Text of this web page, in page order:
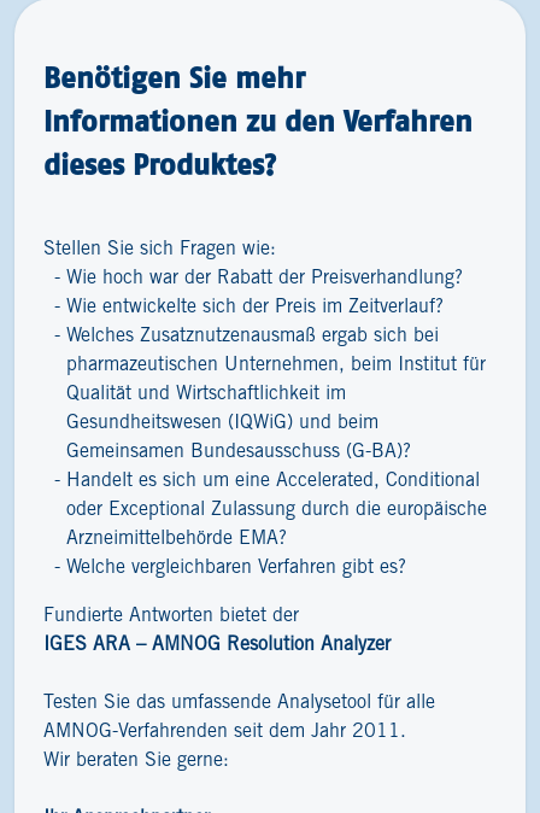
Benötigen Sie mehr
Informationen zu den Verfahren
dieses Produktes?
Stellen Sie sich Fragen wie:
Wie hoch war der Rabatt der Preisverhandlung?
Wie entwickelte sich der Preis im Zeitverlauf?
Welches Zusatznutzenausmaß ergab sich bei
pharmazeutischen Unternehmen, beim Institut für
Qualität und Wirtschaftlichkeit im
Gesundheitswesen (IQWiG) und beim
Gemeinsamen Bundesausschuss (G-BA)?
Handelt es sich um eine Accelerated, Conditional
oder Exceptional Zulassung durch die europäische
Arzneimittelbehörde EMA?
Welche vergleichbaren Verfahren gibt es?
Fundierte Antworten bietet der
IGES ARA – AMNOG Resolution Analyzer
Testen Sie das umfassende Analysetool für alle
AMNOG-Verfahrenden seit dem Jahr 2011.
Wir beraten Sie gerne: